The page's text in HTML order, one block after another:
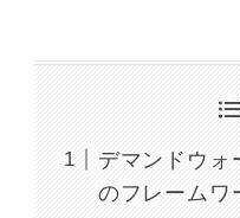
デマンドウォ
のフレームワ